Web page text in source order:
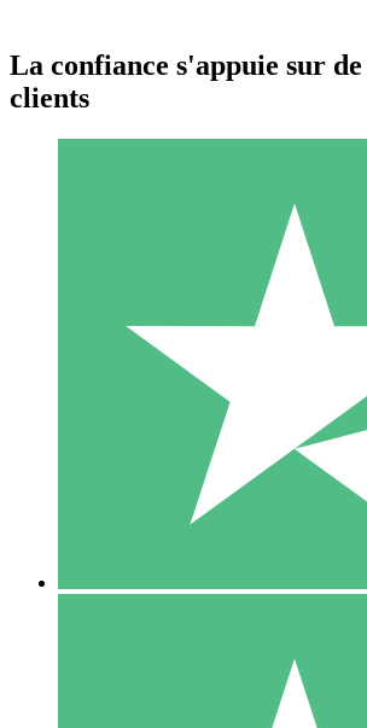
Packs de Crédits
Payez à l'utilisation avec des crédits de
1 Téléchargement
10 00
10 Téléchargements
20 00
La confiance s'appuie sur
clients